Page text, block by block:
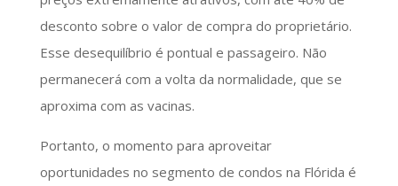
desconto sobre o valor de compra do proprietário.
Esse desequilíbrio é pontual e passageiro. Não
permanecerá com a volta da normalidade, que se
aproxima com as vacinas.
Portanto, o momento para aproveitar
oportunidades no segmento de condos na Flórida é